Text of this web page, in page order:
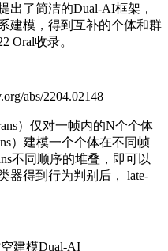
出了简洁的Dual-AI框架，
建模，得到互补的个体和群
Oral收录。
abs/2204.02148
）仅对一帧内的N个个体
）建模一个个体在不同帧
不同顺序的堆叠，即可以
器得到行为判别后， late-
建模Dual-AI